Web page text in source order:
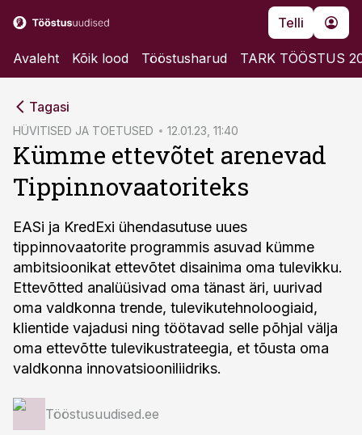
Telli
Avaleht Kõik lood Tööstusharud TARK TÖÖSTUS
Tagasi
HÜVITISED JA TOETUSED 12.01.23, 11:40
Kümme ettevõtet arenevad
Tippinnovaatoriteks
EASi ja KredExi ühendasutuse uues
tippinnovaatorite programmis asuvad kümme
ambitsioonikat ettevõtet disainima oma tulevikku.
Ettevõtted analüüsivad oma tänast äri, uurivad
oma valdkonna trende, tulevikutehnoloogiaid,
klientide vajadusi ning töötavad selle põhjal välja
oma ettevõtte tulevikustrateegia, et tõusta oma
valdkonna innovatsiooniliidriks.
Tööstusuudised.ee